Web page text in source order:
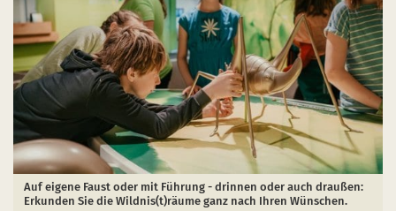
Auf eigene Faust oder mit Führung - drinnen oder auch draußen:
Erkunden Sie die Wildnis(t)räume ganz nach Ihren Wünschen.